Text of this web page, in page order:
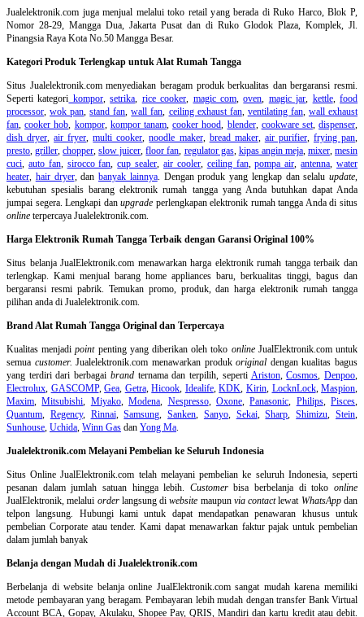
Jualelektronik.com juga menjual melalui toko retail yang berada di Ruko Harco, Blok P,
Nomor 28-29, Mangga Dua, Jakarta Pusat dan di Ruko Glodok Plaza, Komplek, Jl.
Pinangsia Raya Kota No.50 Mangga Besar.
Kategori Produk Terlengkap untuk Alat Rumah Tangga
Situs Jualelektronik.com menyediakan beragam produk berkualitas dan bergaransi resmi.
Seperti kategori kompor,setrika, rice cooker, magic com,oven, magic jar, kettle,food
processor,wok pan,stand fan,wall fan, ceiling exhaust fan, ventilating fan, wall exhaust
fan,cooker hob, kompor, kompor tanam,cooker hood, blender, cookware set,dispenser,
dish dryer,air fryer,multi cooker,noodle maker, bread maker, air purifier, frying pan,
presto,griller,chopper,slow juicer,floor fan, regulator gas, kipas angin meja, mixer,mesin
cuci, auto fan, sirocco fan,cup sealer,air cooler, ceiling fan,pompa air,antenna,water
heater, hair dryer, dan banyak lainnya. Dengan produk yang lengkap dan selalu update,
kebutuhan spesialis barang elektronik rumah tangga yang Anda butuhkan dapat Anda
jumpai segera. Lengkapi danupgrade perlengkapan elektronik rumah tangga Anda di situs
online terpercaya Jualelektronik.com.
Harga Elektronik Rumah Tangga Terbaik dengan Garansi Original 100%
Situs belanjaJualElektronik.com menawarkan harga elektronik rumah tangga terbaik dan
terlengkap. Kami menjual barang home appliances baru, berkualitas tinggi, bagus dan
bergaransi resmi pabrik. Temukan promo, produk, dan harga elektronik rumah tangga
pilihan anda di Jualelektronik.com.
Brand Alat Rumah Tangga Original dan Terpercaya
Kualitas menjadipointpenting yang diberikan oleh toko onlineJualElektronik.com untuk
semua customer. Jualelektronik.com menawarkan produkoriginal dengan kualitas bagus
yang terdiri dari berbagai brandternama dan terpilih, seperti Ariston,Cosmos,Denpoo,
Electrolux, GASCOMP,Gea, Getra,Hicook, Idealife,KDK, Kirin, LocknLock,Maspion,
Maxim,Mitsubishi, Miyako,Modena, Nespresso, Oxone,Panasonic, Philips, Pisces,
Quantum, Regency, Rinnai,Samsung,Sanken, Sanyo, Sekai,Sharp,Shimizu,Stein,
Sunhouse, Uchida, Winn Gas dan Yong Ma.
Jualelektronik.com Melayani Pembelian ke Seluruh Indonesia
Situs Online JualElektronik.com telah melayani pembelian ke seluruh Indonesia, seperti
pesanan dalam jumlah satuan hingga lebih. Customerbisa berbelanja di tokoonline
JualElektronik, melalui orderlangsung diwebsite maupun via contactlewat WhatsAppdan
telpon langsung. Hubungi kami untuk dapat mendapatkan penawaran khusus untuk
pembelian Corporate atau tender. Kami dapat menawarkan faktur pajak untuk pembelian
dalam jumlah banyak
Belanja dengan Mudah di Jualelektronik.com
Berbelanja diwebsite belanja online JualElektronik.com sangat mudah karena memiliki
metode pembayaran yang beragam. Pembayaran lebih mudah dengan transfer Bank Virtual
Account BCA, Gopay, Akulaku, Shopee Pay, QRIS, Mandiri dan kartu kredit atau debit.